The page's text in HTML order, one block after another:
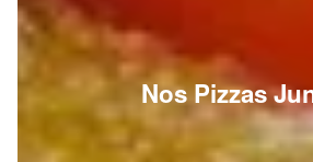
Nos Pizzas